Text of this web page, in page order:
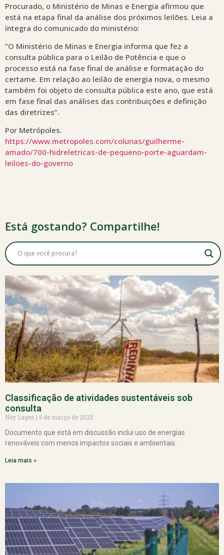
Procurado, o Ministério de Minas e Energia afirmou que
está na etapa final da análise dos próximos leilões. Leia a
íntegra do comunicado do ministério:
“O Ministério de Minas e Energia informa que fez a
consulta pública para o Leilão de Potência e que o
processo está na fase final de análise e formatação do
certame. Em relação ao leilão de energia nova, o mesmo
também foi objeto de consulta pública este ano, que está
em fase final das análises das contribuições e definição
das diretrizes”.
Por Metrópoles.
https://www.metropoles.com/colunas/guilherme-
amado/700-hidreletricas-de-pequeno-porte-aguardam-
leiloes-do-governo
Está gostando? Compartilhe!
Classificação de atividades sustentáveis sob
consulta
Ney Lages
6 de março de 2025
Documento que está em discussão inclui uso de energias
renováveis com menos impactos sociais e ambientais.
Leia mais »